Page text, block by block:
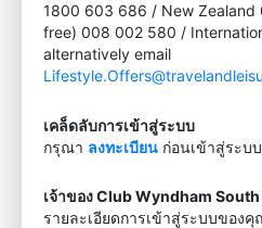
1800 603 686 / New
free) 008 002 580 /
alternatively email
เคล็ดลับการเข้าสู่ระบบ
กรุณา ลงทะเบียน ก่อนเข้าสู่ระบ
เจ้าของ Club Wyndham
รายละเอียดการเข้าสู่ระบบของ